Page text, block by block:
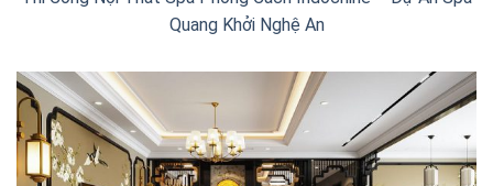
Quang Khởi Nghệ An